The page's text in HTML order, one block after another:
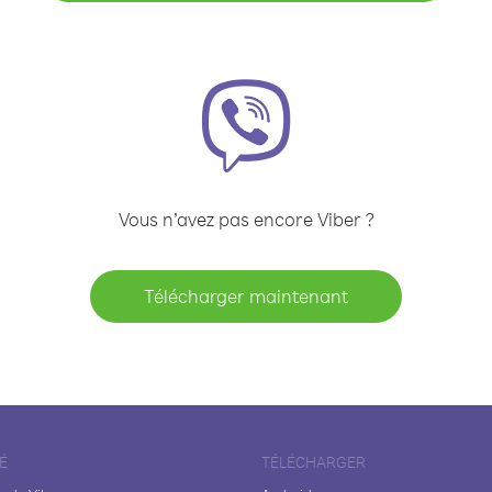
Vous n’avez pas encore Viber ?
Télécharger maintenant
TÉLÉCHARGER